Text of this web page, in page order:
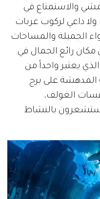
والاستمتاع في
داعي لركوب عربات
الجميلة والمساحات
رائع الجمال في
يعتبر واحداً من
المدهشة على برج
الغولف،
بالنشاط